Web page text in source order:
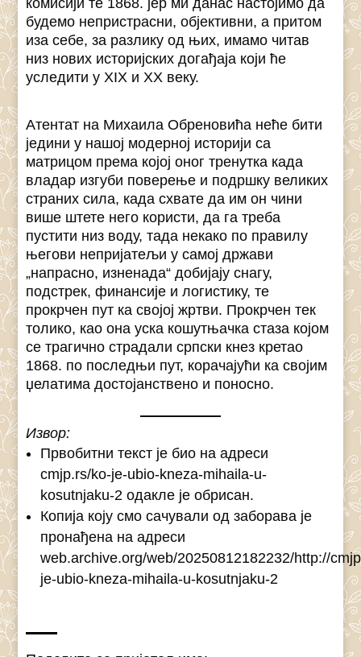
комисији те 1868. јер ми данас настојимо да
будемо непристрасни, објективни, а притом
иза себе, за разлику од њих, имамо читав
низ нових историјских догађаја који ће
уследити у XIX и XX веку.
Атентат на Михаила Обреновића неће бити
једини у нашој модерној историји са
матрицом према којој оног тренутка када
владар изгуби поверење и подршку великих
страних сила, када схвате да им он чини
више штете него користи, да га треба
пустити низ воду, тада некако по правилу
његови непријатељи у самој држави
„напрасно, изненада“ добијају снагу,
подстрек, финансије и логистику, те
прокрчен пут ка својој жртви. Прокрчен тек
толико, као она уска кошутњачка стаза којом
се трагично страдали српски кнез кретао
1868. по последњи пут, корачајући ка својим
џелатима достојанствено и поносно.
Извор:
Првобитни текст је био на адреси
cmjp.rs/ko-je-ubio-kneza-mihaila-u-
kosutnjaku-2 одакле је обрисан.
Копија коју смо сачували од заборава је
пронађена на адреси
web.archive.org/web/20250812182232/http://
je-ubio-kneza-mihaila-u-kosutnjaku-2